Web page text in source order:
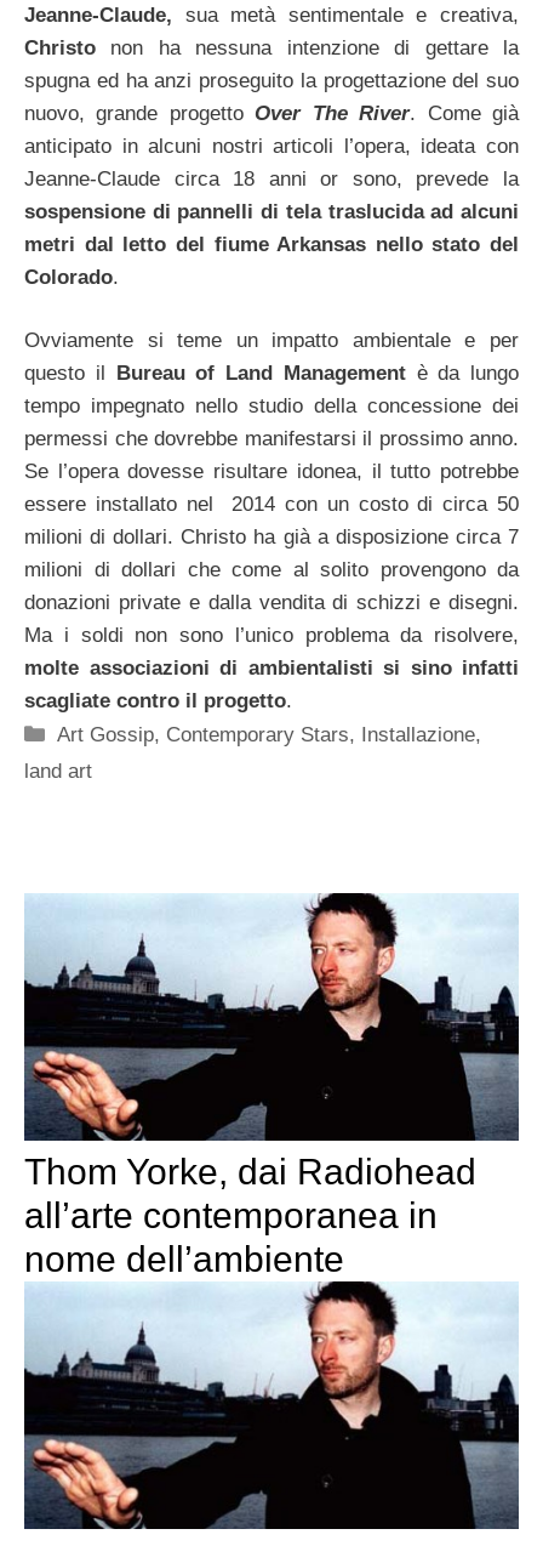
Jeanne-Claude, sua metà sentimentale e creativa,
Christo non ha nessuna intenzione di gettare la
spugna ed ha anzi proseguito la progettazione del suo
nuovo, grande progettoOver The River. Come già
anticipato in alcuni nostri articoli l’opera, ideata con
Jeanne-Claude circa 18 anni or sono, prevede la
sospensione di pannelli di tela traslucida ad alcuni
metri dal letto del fiume Arkansas nello stato del
Colorado.
Ovviamente si teme un impatto ambientale e per
questo il
Bureau of Land Management è da lungo
tempo impegnato nello studio della concessione dei
permessi che dovrebbe manifestarsi il prossimo anno.
Se l’opera dovesse risultare idonea, il tutto potrebbe
essere installato nel 2014 con un costo di circa 50
milioni di dollari. Christo ha già a disposizione circa 7
milioni di dollari che come al solito provengono da
donazioni private e dalla vendita di schizzi e disegni.
Ma i soldi non sono l’unico problema da risolvere,
molte associazioni di ambientalisti si sino infatti
scagliate contro il progetto.
Categorie
Art Gossip, Contemporary Stars, Installazione,
land art
Thom Yorke, dai Radiohead
all’arte contemporanea in
nome dell’ambiente